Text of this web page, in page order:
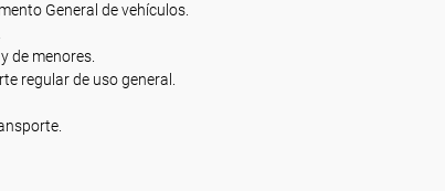
General de vehículos.
de menores.
regular de uso general.